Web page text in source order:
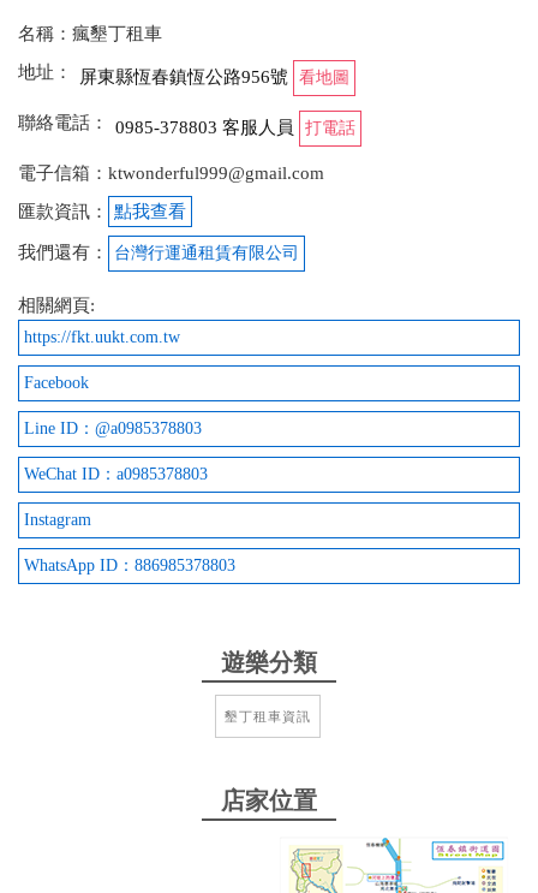
2025-12-11 09:37:08
一級棒。車款新而且價錢公道，非常推薦。
車況新穎，接待人員服務也超好。詢問景點狀況都很
認真講解，幫忙避雷。必須好好
2025-10-28 23:28:11
租車可以選擇在墾丁派出所附近取還車，因為有行
李，還有接送我們到車站搭墾丁快線，很感謝！ 租了
後座座椅蠻舒適，後車廂空間夠放四個人的行李。 缺
點是連藍芽音樂操作不太方便、沒有車機螢幕。
2025-10-19 10:08:42
我們是搭墾丁快捷來恆春墾丁之旅，老闆一路貼心服
名稱：瘋墾丁租車
地址：
屏東縣恆春鎮恆公路956號 看地圖
聯絡電話： 0985-378803 客服人員 打電話
電子信箱：ktwonderful999@gmail.com
匯款資訊：
點我查看
我們還有： 台灣行運通租賃有限公司
相關網頁:
https://fkt.uukt.com.tw
Facebook
Line ID：@a0985378803
WeChat ID：a0985378803
Instagram
WhatsApp ID：886985378803
遊樂分類
墾丁租車資訊
店家位置